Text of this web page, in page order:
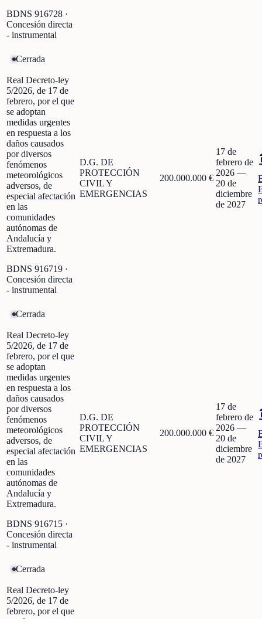
BDNS 916728 ·
Concesión directa
- instrumental
Cerrada
Real Decreto-ley
5/2026, de 17 de
febrero, por el que
se adoptan
medidas urgentes
en respuesta a los
daños causados
por diversos
fenómenos
meteorológicos
adversos, de
especial afectación
en las
comunidades
autónomas de
Andalucía y
Extremadura.
BDNS 916719 ·
Concesión directa
- instrumental
D.G. DE
PROTECCIÓN
CIVIL Y
EMERGENCIAS
200.000.000 €
17 de
febrero de
2026 —
20 de
diciembre
de 2027
Cerrada
Real Decreto-ley
5/2026, de 17 de
febrero, por el que
se adoptan
medidas urgentes
en respuesta a los
daños causados
por diversos
fenómenos
meteorológicos
adversos, de
especial afectación
en las
comunidades
autónomas de
Andalucía y
Extremadura.
BDNS 916715 ·
Concesión directa
- instrumental
D.G. DE
PROTECCIÓN
CIVIL Y
EMERGENCIAS
200.000.000 €
17 de
febrero de
2026 —
20 de
diciembre
de 2027
Cerrada
Real Decreto-ley
5/2026, de 17 de
febrero, por el que